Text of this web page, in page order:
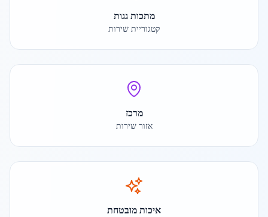
מתכות גגות
קטגוריית שירות
מרכז
אזור שירות
איכות מובטחת